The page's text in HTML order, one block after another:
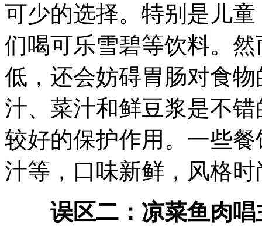
可少的选择。特别是儿
们喝可乐雪碧等饮料。
低，还会妨碍胃肠对食
汁、菜汁和鲜豆浆是不
较好的保护作用。一些
汁等，口味新鲜，风格
误区二：凉菜鱼肉唱